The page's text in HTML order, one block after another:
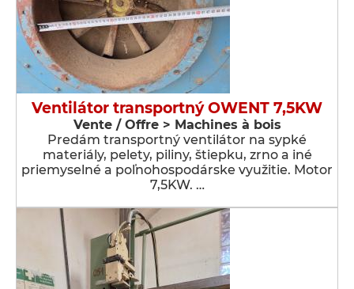
Ventilátor transportný OWENT 7,5KW
Vente / Offre > Machines à bois
Predám transportný ventilátor na sypké
materiály, pelety, piliny, štiepku, zrno a iné
priemyselné a poľnohospodárske využitie. Motor
7,5KW. …